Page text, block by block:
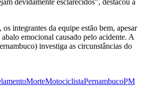
integrantes da equipe estão bem, apesar
emocional causado pelo acidente. A
investiga as circunstâncias do
MorteMotociclistaPernambucoPM